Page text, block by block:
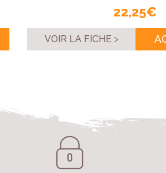
22,25 €
VOIR LA FICHE